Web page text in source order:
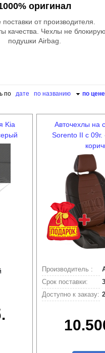
оригинал
от производителя.
качества. Чехлы не
подушки Airbag.
по дате по названию по цене
Kia
Авточехлы на
Sorento II c
Производитель :
Срок поставки:
Доступно к заказу: